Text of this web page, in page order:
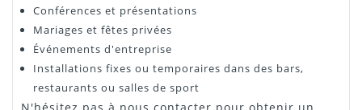
Conférences et présentations
Mariages et fêtes privées
Événements d'entreprise
Installations fixes ou temporaires dans des bars,
restaurants ou salles de sport